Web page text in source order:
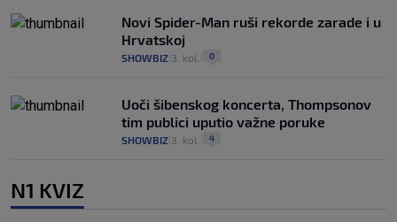
Novi Spider-Man ruši rekorde zarade i u
Hrvatskoj
SHOWBIZ 3. kol. 0
Uoči šibenskog koncerta, Thompsonov
tim publici uputio važne poruke
SHOWBIZ 3. kol. 4
N1 KVIZ